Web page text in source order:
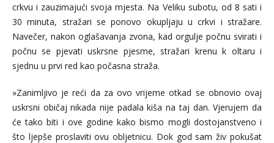
crkvu i zauzimajući svoja mjesta. Na Veliku subotu, od 8 sati i
30 minuta, stražari se ponovo okupljaju u crkvi i stražare.
Navečer, nakon oglašavanja zvona, kad orgulje počnu svirati i
počnu se pjevati uskrsne pjesme, stražari krenu k oltaru i
sjednu u prvi red kao počasna straža.
»Zanimljivo je reći da za ovo vrijeme otkad se obnovio ovaj
uskrsni običaj nikada nije padala kiša na taj dan. Vjerujem da
će tako biti i ove godine kako bismo mogli dostojanstveno i
što ljepše proslaviti ovu obljetnicu. Dok god sam živ pokušat